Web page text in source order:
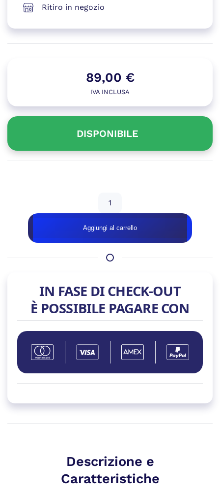
89,00 €
IVA INCLUSA
DISPONIBILE
Ritiro in negozio
PRO
DC
EC
3.1
PCIe
5.1
BRONZE
quantità
Aggiungi al carrello
IN FASE DI CHECK-OUT
È POSSIBILE PAGARE CON
Descrizione e
Caratteristiche